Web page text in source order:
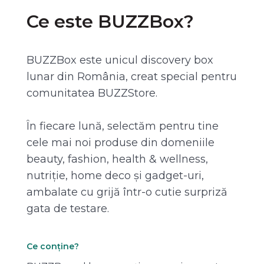
Ce este BUZZBox?
BUZZBox este unicul discovery box
lunar din România, creat special pentru
comunitatea BUZZStore.
În fiecare lună, selectăm pentru tine
cele mai noi produse din domeniile
beauty, fashion, health & wellness,
nutriție, home deco și gadget-uri,
ambalate cu grijă într-o cutie surpriză
gata de testare.
Ce conține?